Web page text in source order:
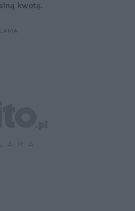
kwotę.